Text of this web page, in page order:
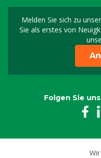
Melden Sie sich zu
Sie als erstes von
Folgen Sie